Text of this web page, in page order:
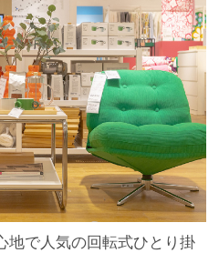
地で人気の回転式ひとり掛